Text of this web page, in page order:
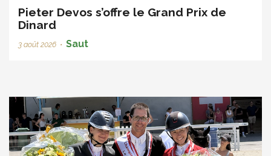
Pieter Devos s’offre le Grand Prix de
Dinard
3 août 2026 • Saut